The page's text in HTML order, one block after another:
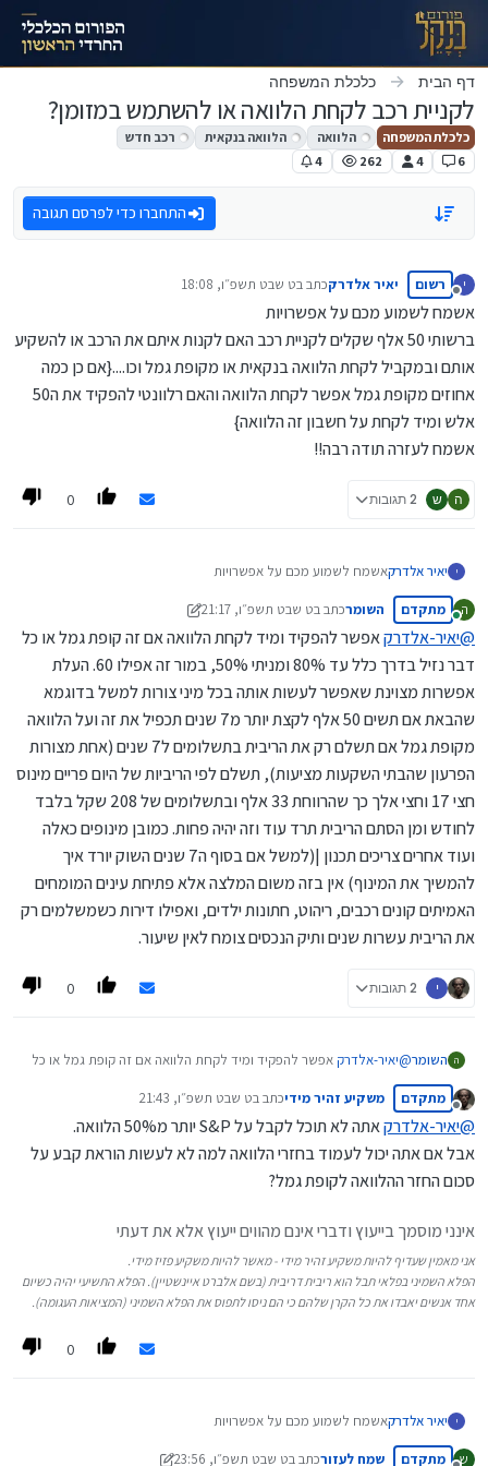
דילוג לתוכן
דף הבית כלכלת המשפחה
לקניית רכב לקחת הלוואה או להשתמש במזומן?
כלכלת המשפחה הלוואה הלוואה בנקאית
רכב חדש
6
4
262
4
התחברו כדי לפרסם תגובה
י
מנותק
רשום יאיר אלדרקכתב בט שבט תשפ״ו, 18:08
נערך לאחרונה על ידי
אשמח לשמוע מכם על אפשרויות
ברשותי 50 אלף שקלים לקניית רכב האם לקנות איתם את הרכב או להשקיע
אותם ובמקביל לקחת הלוואה בנקאית או מקופת גמל וכו....{אם כן כמה
אחוזים מקופת גמל אפשר לקחת הלוואה והאם רלוונטי להפקיד את ה50
אלש ומיד לקחת על חשבון זה הלוואה}
אשמח לעזרה תודה רבה!!
ה ש 2 תגובות 0
י יאיר אלדרקאשמח לשמוע מכם על אפשרויות
להשקיע אותם ובמקביל לקחת הלוואה בנקאית או מקופת גמל וכו....
{אם כן כמה אחוזים מקופת גמל אפשר לקחת הלוואה והאם רלוונטי
להפקיד את ה50 אלש ומיד לקחת על חשבון זה הלוואה}
אשמח לעזרה תודה רבה!!
ה
מחובר
מתקדם השומרכתב בט שבט תשפ״ו, 21:17
נערך לאחרונה על ידי השומר
@יאיר-אלדרקאפשר להפקיד ומיד לקחת הלוואה אם זה קופת גמל או כל
דבר נזיל בדרך כלל עד 80% ומניתי 50%, במור זה אפילו 60. העלת
אפשרות מצוינת שאפשר לעשות אותה בכל מיני צורות למשל בדוגמא
שהבאת אם תשים 50 אלף לקצת יותר מ7 שנים תכפיל את זה ועל הלוואה
מקופת גמל אם תשלם רק את הריבית בתשלומים ל7 שנים (אחת מצורות
הפרעון שהבתי השקעות מציעות), תשלם לפי הריביות של היום פריים מינוס
חצי 17 וחצי אלך כך שהרווחת 33 אלף ובתשלומים של 208 שקל בלבד
לחודש ומן הסתם הריבית תרד עוד וזה יהיה פחות. כמובן מינופים כאלה
ועוד אחרים צריכים תכנון |(למשל אם בסוף ה7 שנים השוק יורד איך
להמשיך את המינוף) אין בזה משום המלצה אלא פתיחת עינים המומחים
האמיתים קונים רכבים, ריהוט, חתונות ילדים, ואפילו דירות כשמשלמים רק
את הריבית עשרות שנים ותיק הנכסים צומח לאין שיעור.
י 2 תגובות 0
ה השומר@יאיר-אלדרק אפשר להפקיד ומיד לקחת הלוואה אם זה קופת גמל או כל
אפשרות מצוינת שאפשר לעשות אותה בכל מיני צורות למשל בדוגמא
שהבאת אם תשים 50 אלף לקצת יותר מ7 שנים תכפיל את זה ועל הלוואה
הפרעון שהבתי השקעות מציעות), תשלם לפי הריביות של היום פריים מינוס
ועוד אחרים צריכים תכנון |(למשל אם בסוף ה7 שנים השוק יורד איך
להמשיך את המינוף) אין בזה משום המלצה אלא פתיחת עינים המומחים
האמיתים קונים רכבים, ריהוט, חתונות ילדים, ואפילו דירות כשמשלמים רק
את הריבית עשרות שנים ותיק הנכסים צומח לאין שיעור.
מנותק
מתקדם משקיע זהיר מידיכתב בט שבט תשפ״ו, 21:43
נערך לאחרונה על ידי
@יאיר-אלדרקאתה לא תוכל לקבל על S&P יותר מ50% הלוואה.
אבל אם אתה יכול לעמוד בחזרי הלוואה למה לא לעשות הוראת קבע על
סכום החזר ההלוואה לקופת גמל?
אינני מוסמך בייעוץ ודברי אינם מהווים ייעוץ אלא את דעתי
אני מאמין שעדיף להיות משקיע זהיר מידי - מאשר להיות משקיע פזיז מידי.
הפלא השמיני בפלאי תבל הוא ריבית דריבית (בשם אלברט איינשטיין). הפלא התשיעי יהיה כשיום
אחד אנשים יאבדו את כל הקרן שלהם כי הם ניסו לתפוס את הפלא השמיני (המציאות העגומה).
0
י יאיר אלדרקאשמח לשמוע מכם על אפשרויות
ש מתקדם שמח לעזורכתב בט שבט תשפ״ו, 23:56